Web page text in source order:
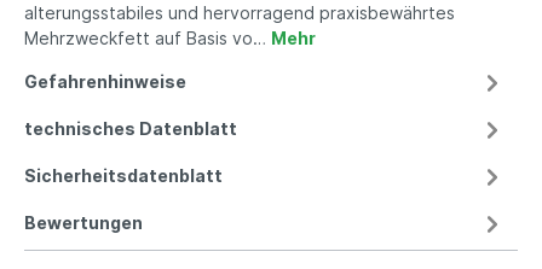
alterungsstabiles und hervorragend praxisbewährtes
Mehrzweckfett auf Basis vo… Mehr
Gefahrenhinweise
technisches Datenblatt
Sicherheitsdatenblatt
Bewertungen